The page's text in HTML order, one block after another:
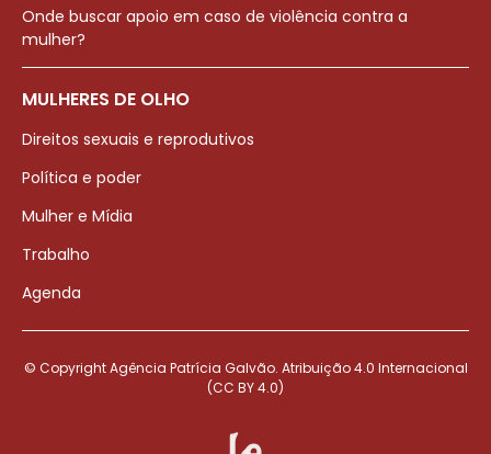
Onde buscar apoio em caso de violência contra a
mulher?
MULHERES DE OLHO
Direitos sexuais e reprodutivos
Política e poder
Mulher e Mídia
Trabalho
Agenda
© Copyright Agência Patrícia Galvão. Atribuição 4.0 Internacional
(CC BY 4.0)